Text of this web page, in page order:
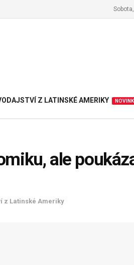
Z LATINSKÉ AMERIKY
ale
z Latinské Ameriky